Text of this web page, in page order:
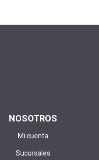
NOSOTROS
Mi cuenta
Sucursales